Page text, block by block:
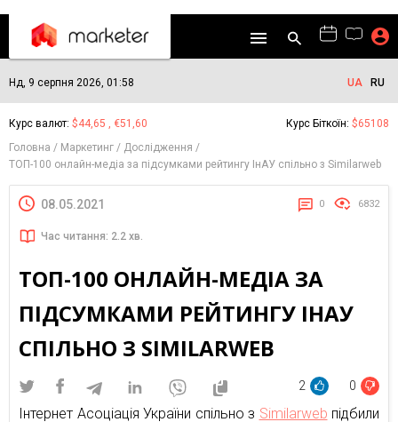
Нд, 9 серпня 2026, 01:58 UA RU
Курс валют: $44,65 , €51,60 Курс Біткоїн: $65108
Головна
Маркетинг
Дослідження
ТОП-100 онлайн-медіа за підсумками рейтингу ІнАУ спільно з Similarweb
08.05.2021 0 6832
Час читання: 2.2 хв.
ТОП-100 ОНЛАЙН-МЕДІА ЗА
ПІДСУМКАМИ РЕЙТИНГУ ІНАУ
СПІЛЬНО З SIMILARWEB
2 0
Інтернет Асоціація України спільно з Similarweb підбили